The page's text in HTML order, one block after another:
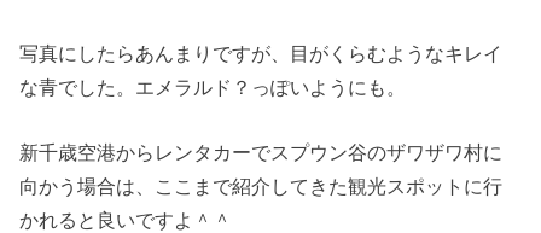
写真にしたらあんまりですが、目がくらむようなキレイ
な青でした。エメラルド？っぽいようにも。
新千歳空港からレンタカーでスプウン谷のザワザワ村に
向かう場合は、ここまで紹介してきた観光スポットに行
かれると良いですよ＾＾